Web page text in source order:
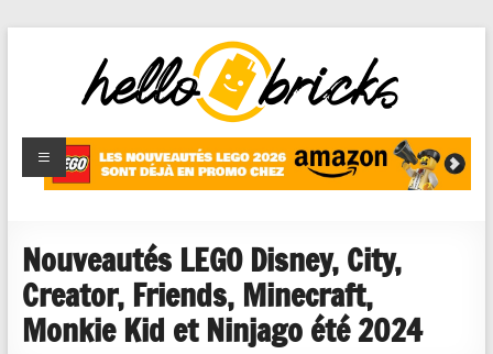
HelloBricks
Blog LEGO,
nouveaut�s
reviews
Nouveautés LEGO Disney, City,
Creator, Friends, Minecraft,
Monkie Kid et Ninjago été 2024